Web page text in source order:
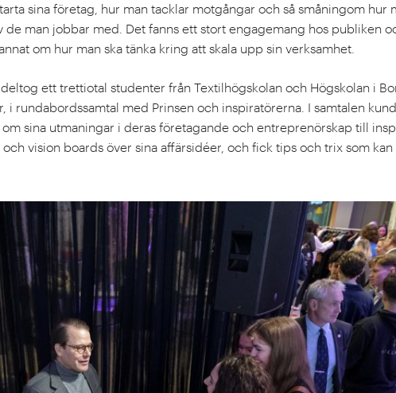
sina företag, hur man tacklar motgångar och så småningom hur
de man jobbar med. Det fanns ett stort engagemang hos publiken
om hur man ska tänka kring att skala upp sin verksamhet.
ett trettiotal studenter från Textilhögskolan och Högskolan i
i rundabordssamtal med Prinsen och inspiratörerna. I samtalen
sina utmaningar i deras företagande och entreprenörskap till
vision boards över sina affärsidéer, och fick tips och trix som kan